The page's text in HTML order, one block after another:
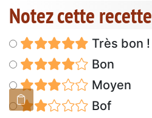
Notez cette recette
Très bon !
Bon
Moyen
Bof